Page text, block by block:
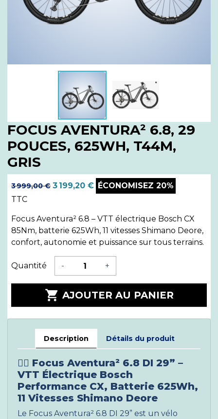
FOCUS AVENTURA² 6.8, 29
POUCES, 625WH, T44M,
GRIS
3 999,00 € 3 199,20 € ÉCONOMISEZ 20%
TTC
Focus Aventura² 6.8 – VTT électrique Bosch CX
85Nm, batterie 625Wh, 11 vitesses Shimano Deore,
confort, autonomie et puissance sur tous terrains.
Quantité - +
 AJOUTER AU PANIER
Description Détails du produit
🚴‍♂️ Focus Aventura² 6.8 DI 29” –
VTT Électrique Bosch
Performance CX, Batterie 625Wh,
11 Vitesses Shimano Deore
Le Focus Aventura² 6.8 DI 29” est un vélo